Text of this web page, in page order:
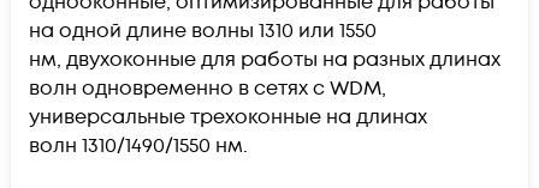
на одной длине волны 1310 или 1550
нм, двухоконные для работы на разных длинах
волн одновременно в сетях с WDM,
универсальные трехоконные на длинах
волн 1310/1490/1550 нм.